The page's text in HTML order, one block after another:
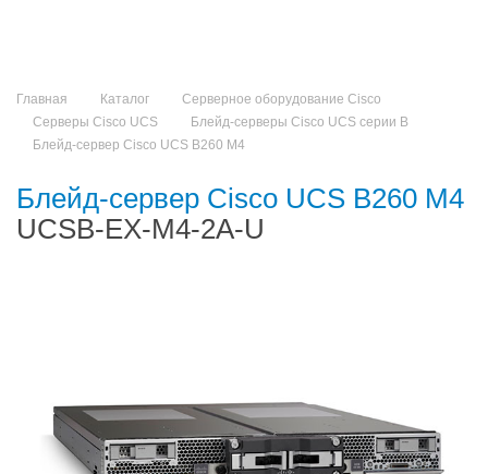
Главная Каталог
Серверное оборудование Cisco
Серверы Cisco UCS
Блейд-серверы Cisco UCS серии B
Блейд-сервер Cisco UCS B260 M4
Блейд-сервер Cisco UCS B260 M4
UCSB-EX-M4-2A-U